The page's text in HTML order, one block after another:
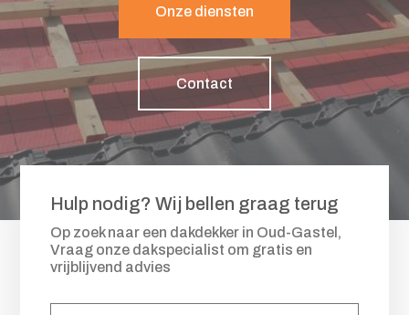
Onze diensten
Contact
Hulp nodig? Wij bellen graag terug
Op zoek naar een dakdekker in Oud-Gastel,
Vraag onze dakspecialist om gratis en
vrijblijvend advies